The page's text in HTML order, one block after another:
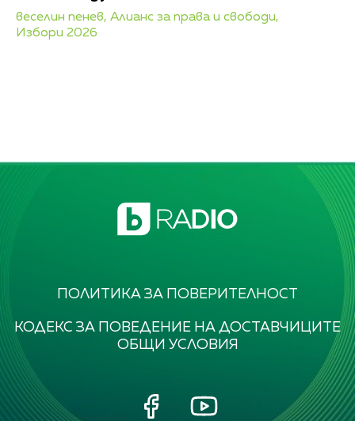
веселин пенев, Алианс за права и свободи,
Избори 2026
ПОЛИТИКА ЗА ПОВЕРИТЕЛНОСТ
КОДЕКС ЗА ПОВЕДЕНИЕ НА ДОСТАВЧИЦИТЕ
ОБЩИ УСЛОВИЯ